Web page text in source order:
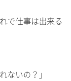
で仕事は出来る
ないの？」